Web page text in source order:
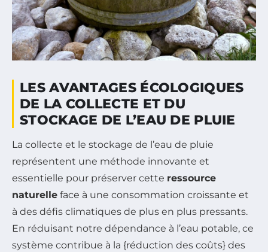
LES AVANTAGES ÉCOLOGIQUES
DE LA COLLECTE ET DU
STOCKAGE DE L’EAU DE PLUIE
La collecte et le stockage de l’eau de pluie
représentent une méthode innovante et
essentielle pour préserver cette ressource
naturelle face à une consommation croissante et
à des défis climatiques de plus en plus pressants.
En réduisant notre dépendance à l’eau potable, ce
système contribue à la {réduction des coûts} des